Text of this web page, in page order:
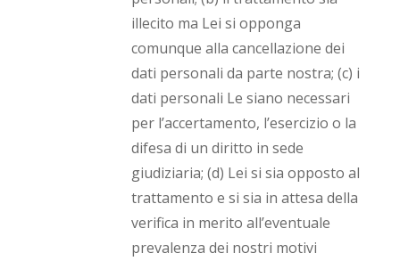
illecito ma Lei si opponga
comunque alla cancellazione dei
dati personali da parte nostra; (c) i
dati personali Le siano necessari
per l’accertamento, l’esercizio o la
difesa di un diritto in sede
giudiziaria; (d) Lei si sia opposto al
trattamento e si sia in attesa della
verifica in merito all’eventuale
prevalenza dei nostri motivi